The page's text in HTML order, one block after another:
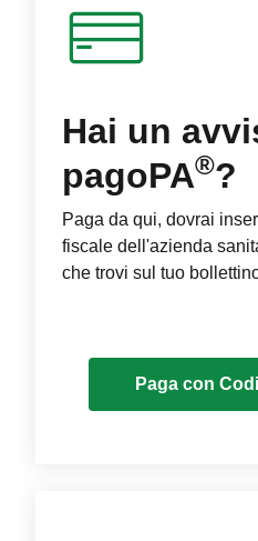
Hai un
pagoPA®?
Paga da qui, dovrai
fiscale dell'azienda
che trovi sul tuo
Paga con